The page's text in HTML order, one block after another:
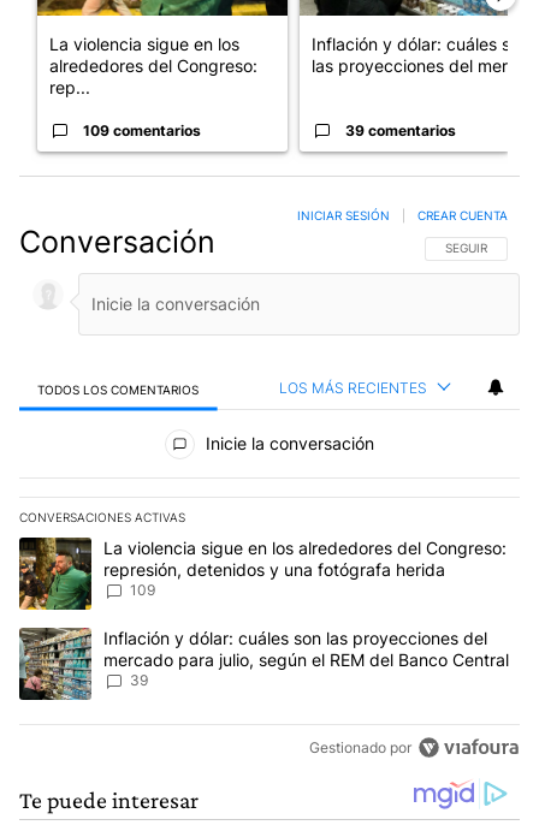
La violencia sigue en los
alrededores del Congreso:
rep...
109 comentarios
Inflación y dólar: cuáles son
las proyecciones del merc...
39 comentarios
Conversación SIGA ESTA
SEGUIR
INICIAR SESIÓN CREAR CUENTA
TODOS LOS COMENTARIOS LOS MÁS RECIENTES
Todos los comentarios
Inicie la conversación
CONVERSACIONES ACTIVAS
Este listado muestra los artículos con más comentarios en los
Un artículo de tendencia con el título "La violencia sigue en los
La violencia sigue en los alrededores del Congreso:
represión, detenidos y una fotógrafa herida
109
Un artículo de tendencia con el título "Inflación y dólar: cuáles
Inflación y dólar: cuáles son las proyecciones del
mercado para julio, según el REM del Banco Central
39
Gestionado por